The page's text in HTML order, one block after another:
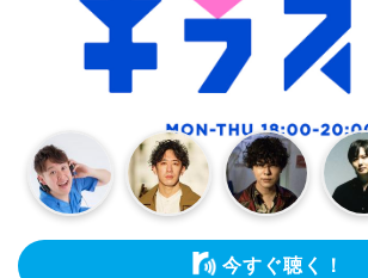
今すぐ聴く！